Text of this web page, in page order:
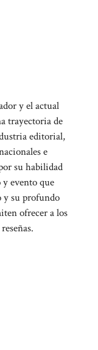
y el actual
trayectoria de
editorial,
e
su habilidad
y evento que
y su profundo
ofrecer a los